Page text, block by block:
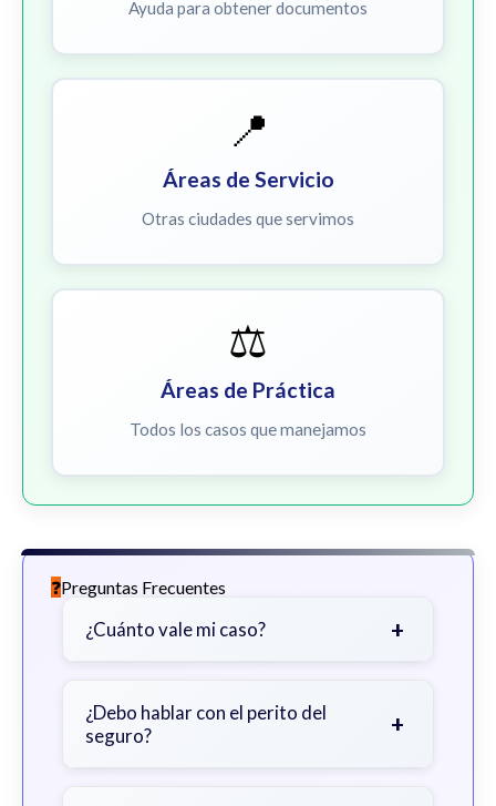
Ayuda para obtener documentos
📍
Áreas de Servicio
Otras ciudades que servimos
⚖️
Áreas de Práctica
Todos los casos que manejamos
Preguntas Frecuentes
¿Cuánto vale mi caso? +
gravedad de sus lesiones, facturas
médicas, tiempo fuera del trabajo y
¿Debo hablar con el perito del
seguro?
+